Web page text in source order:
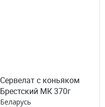
Сервелат с коньяком
Брестский МК 370г
Беларусь